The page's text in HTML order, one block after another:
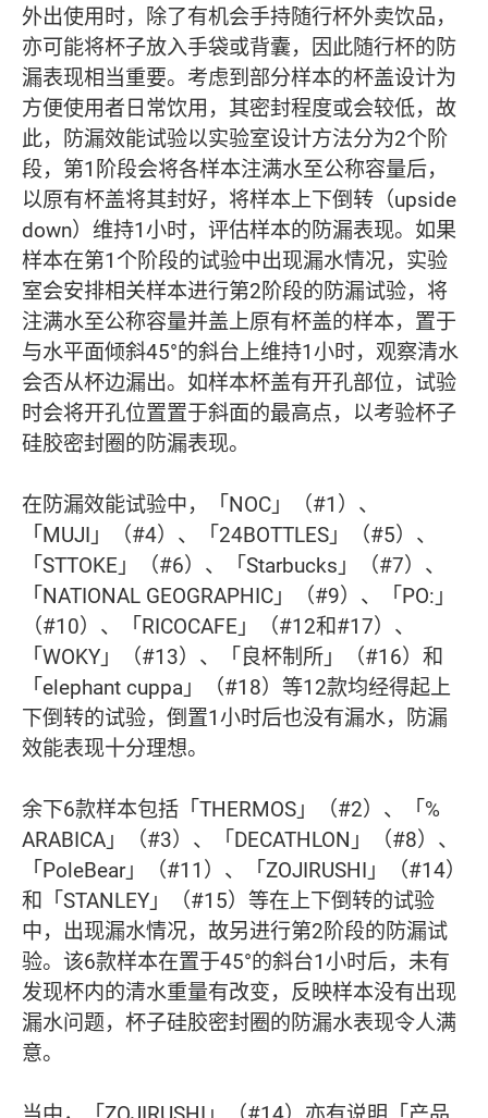
外出使用时，除了有机会手持随行杯外卖饮品，
亦可能将杯子放入手袋或背囊，因此随行杯的防
漏表现相当重要。考虑到部分样本的杯盖设计为
方便使用者日常饮用，其密封程度或会较低，故
此，防漏效能试验以实验室设计方法分为2个阶
段，第1阶段会将各样本注满水至公称容量后，
以原有杯盖将其封好，将样本上下倒转（upside
down）维持1小时，评估样本的防漏表现。如果
样本在第1个阶段的试验中出现漏水情况，实验
室会安排相关样本进行第2阶段的防漏试验，将
注满水至公称容量并盖上原有杯盖的样本，置于
与水平面倾斜45°的斜台上维持1小时，观察清水
会否从杯边漏出。如样本杯盖有开孔部位，试验
时会将开孔位置置于斜面的最高点，以考验杯子
硅胶密封圈的防漏表现。
在防漏效能试验中，「NOC」（#1）、
「MUJI」（#4）、「24BOTTLES」（#5）、
「STTOKE」（#6）、「Starbucks」（#7）、
「NATIONAL GEOGRAPHIC」（#9）、「PO:」
（#10）、「RICOCAFE」（#12和#17）、
「WOKY」（#13）、「良杯制所」（#16）和
「elephant cuppa」（#18）等12款均经得起上
下倒转的试验，倒置1小时后也没有漏水，防漏
效能表现十分理想。
余下6款样本包括「THERMOS」（#2）、「%
ARABICA」（#3）、「DECATHLON」（#8）、
「PoleBear」（#11）、「ZOJIRUSHI」（#14）
和「STANLEY」（#15）等在上下倒转的试验
中，出现漏水情况，故另进行第2阶段的防漏试
验。该6款样本在置于45°的斜台1小时后，未有
发现杯内的清水重量有改变，反映样本没有出现
漏水问题，杯子硅胶密封圈的防漏水表现令人满
意。